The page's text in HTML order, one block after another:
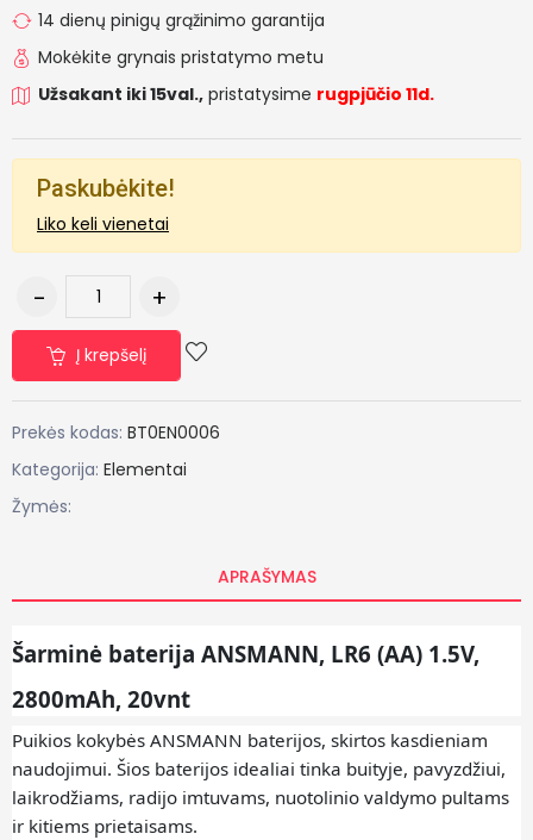
14 dienų pinigų grąžinimo garantija
Mokėkite grynais pristatymo metu
Užsakant iki 15val., pristatysime rugpjūčio 11d.
Paskubėkite!
Liko keli vienetai
Į krepšelį
Prekės kodas: BT0EN0006
Kategorija: Elementai
Žymės:
APRAŠYMAS
Šarminė baterija ANSMANN, LR6 (AA) 1.5V,
2800mAh, 20vnt
Puikios kokybės ANSMANN baterijos, skirtos kasdieniam
naudojimui. Šios baterijos idealiai tinka buityje, pavyzdžiui,
laikrodžiams, radijo imtuvams, nuotolinio valdymo pultams
ir kitiems prietaisams.